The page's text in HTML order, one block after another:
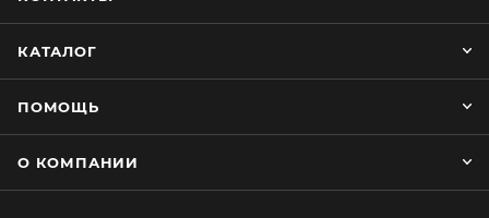
Просто и быстро устанавливается. Крепление на
КАТАЛОГ
ПОМОЩЬ
О КОМПАНИИ